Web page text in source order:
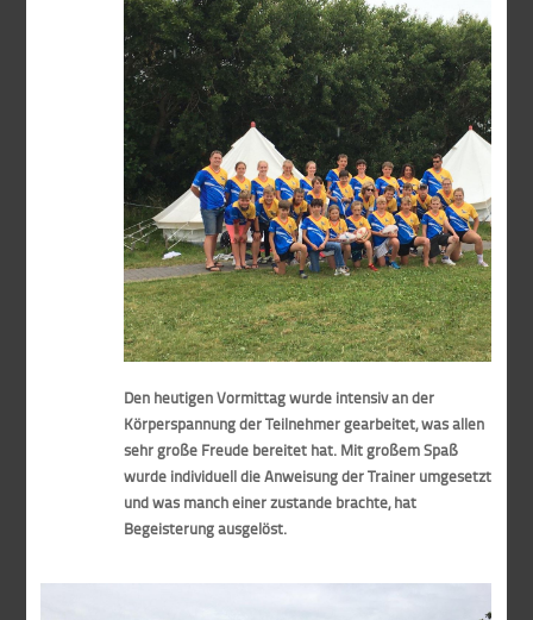
Den heutigen Vormittag wurde intensiv an der
Körperspannung der Teilnehmer gearbeitet, was allen
sehr große Freude bereitet hat. Mit großem Spaß
wurde individuell die Anweisung der Trainer umgesetzt
und was manch einer zustande brachte, hat
Begeisterung ausgelöst.